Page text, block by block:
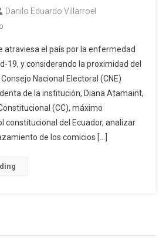
Danilo Eduardo Villarroel
En
Del
2021
En
Ecuador
Podrian
Aplazarse
atraviesa el país por la enfermedad
19, y considerando la proximidad del
Nacional Electoral (CNE)
de la institución, Diana Atamaint,
(CC), máximo
constitucional del Ecuador, analizar
de los comicios […]